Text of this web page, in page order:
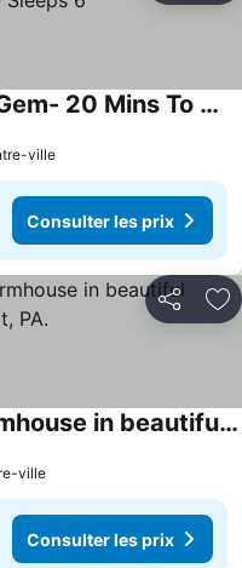
Contemporary Mountain Gem- 20 Mins To Williamsport- W/creek Views- Sleeps 6
ville
Consulter les prix
Partager
Charming 4-bedroom farmhouse in beautiful Williamsport, PA.
ville
Consulter les prix